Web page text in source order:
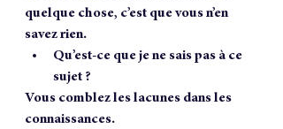
quelque chose, c’est que vous n’en
savez rien.
Qu’est-ce que je ne sais pas à ce
sujet ?
Vous comblez les lacunes dans les
connaissances.